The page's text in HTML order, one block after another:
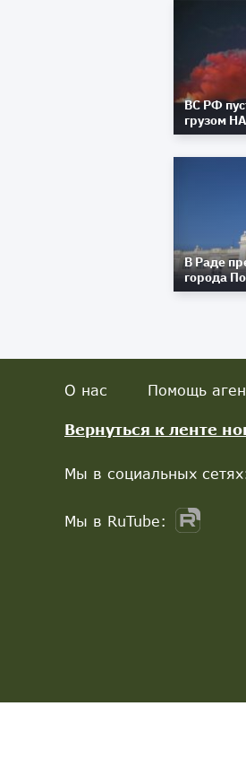
ВС РФ
грузом
В Раде
города
О нас Помощь
Вернуться к ленте
Мы в социальных
Мы в RuTube: